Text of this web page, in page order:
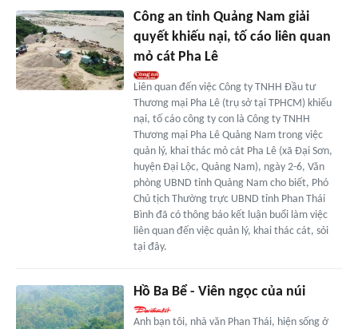
Công an tỉnh Quảng Nam giải
quyết khiếu nại, tố cáo liên quan
mỏ cát Pha Lê
Liên quan đến việc Công ty TNHH Đầu tư
Thương mại Pha Lê (trụ sở tại TPHCM) khiếu
nại, tố cáo công ty con là Công ty TNHH
Thương mại Pha Lê Quảng Nam trong việc
quản lý, khai thác mỏ cát Pha Lê (xã Đại Sơn,
huyện Đại Lộc, Quảng Nam), ngày 2-6, Văn
phòng UBND tỉnh Quảng Nam cho biết, Phó
Chủ tịch Thường trực UBND tỉnh Phan Thái
Bình đã có thông báo kết luận buổi làm việc
liên quan đến việc quản lý, khai thác cát, sỏi
tại đây.
Hồ Ba Bể - Viên ngọc của núi
Anh bạn tôi, nhà văn Phan Thái, hiện sống ở